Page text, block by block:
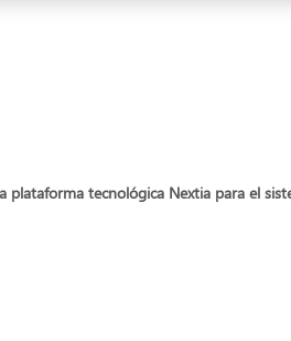
tecnológica Nextia para el